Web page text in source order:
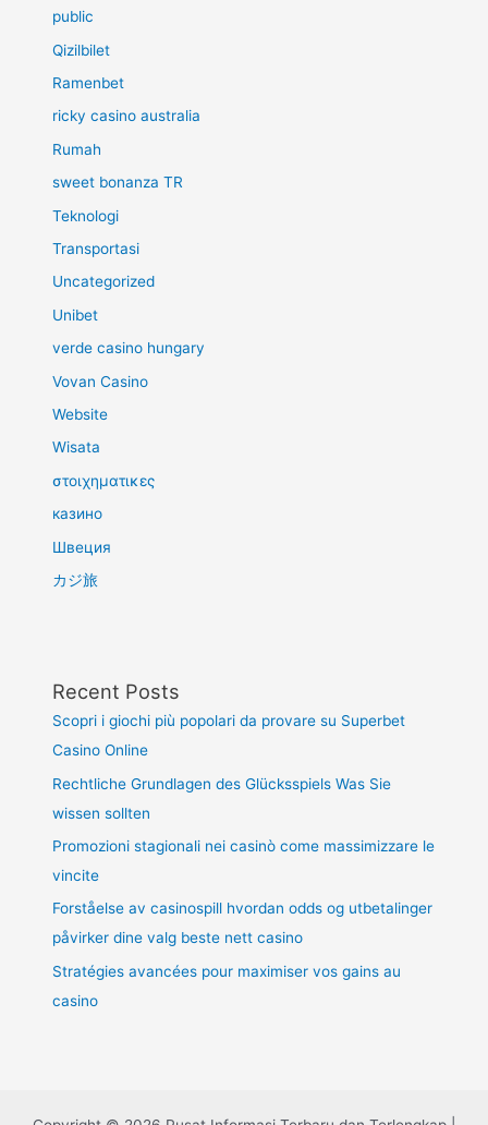
public
Qizilbilet
Ramenbet
ricky casino australia
Rumah
sweet bonanza TR
Teknologi
Transportasi
Uncategorized
Unibet
verde casino hungary
Vovan Casino
Website
Wisata
στοιχηματικες
казино
Швеция
カジ旅
Recent Posts
Scopri i giochi più popolari da provare su Superbet
Casino Online
Rechtliche Grundlagen des Glücksspiels Was Sie
wissen sollten
Promozioni stagionali nei casinò come massimizzare le
vincite
Forståelse av casinospill hvordan odds og utbetalinger
påvirker dine valg beste nett casino
Stratégies avancées pour maximiser vos gains au
casino